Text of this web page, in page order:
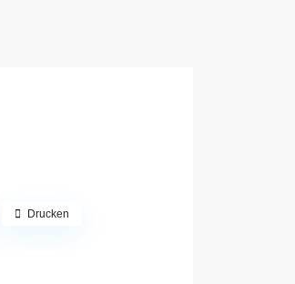
Drucken